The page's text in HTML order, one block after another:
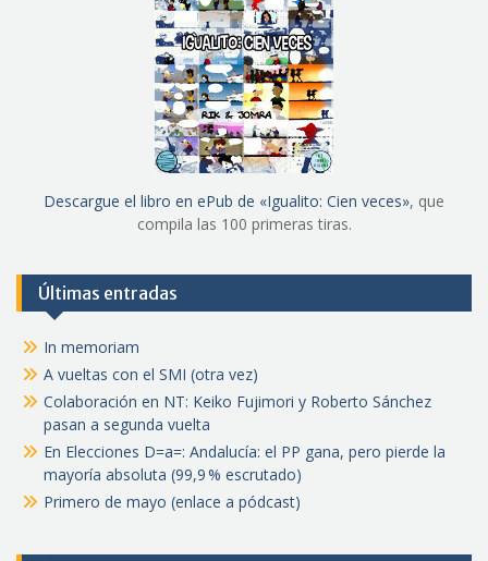
Descargue el libro en ePub de «Igualito: Cien veces», que
compila las 100 primeras tiras.
Últimas entradas
In memoriam
A vueltas con el SMI (otra vez)
Colaboración en NT: Keiko Fujimori y Roberto Sánchez
pasan a segunda vuelta
En Elecciones D=a=: Andalucía: el PP gana, pero pierde la
mayoría absoluta (99,9 % escrutado)
Primero de mayo (enlace a pódcast)